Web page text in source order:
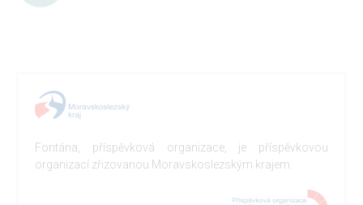
Fontána, příspěvková organizace, je příspěvkovou
organizací zřizovanou Moravskoslezským krajem.